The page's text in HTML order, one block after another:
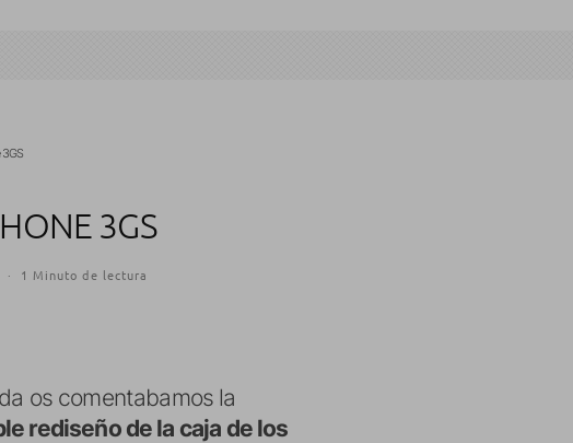
3GS
· 1 Minuto de lectura
os comentabamos la
rediseño de la caja de los